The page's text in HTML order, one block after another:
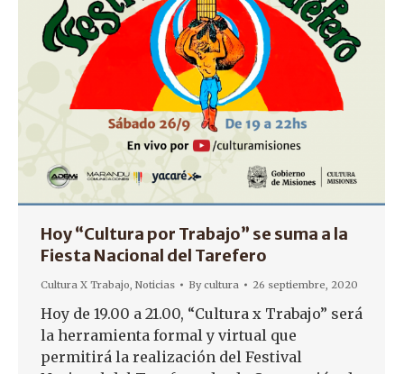
Hoy “Cultura por Trabajo” se suma a la
Fiesta Nacional del Tarefero
Cultura X Trabajo, Noticias Bycultura 26 septiembre, 2020
Hoy de 19.00 a 21.00, “Cultura x Trabajo” será
la herramienta formal y virtual que
permitirá la realización del Festival